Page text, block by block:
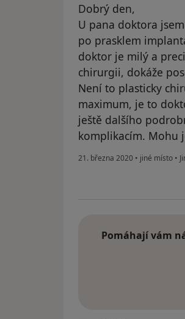
Dobrý den,
U pana doktora
po prasklem
doktor je milý a
chirurgii, dokáže
Není to plasticky
maximum, je to
ještě dalšího
komplikacím. Mohu
21. března 2020 • jiné místo •
Pomáhají vám